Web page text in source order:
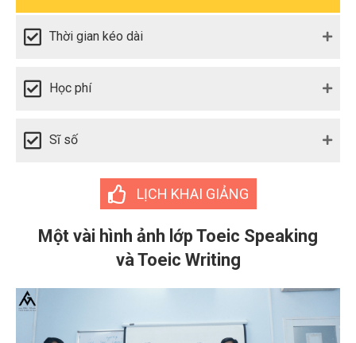
Thời gian kéo dài
Học phí
Sĩ số
LỊCH KHAI GIẢNG
Một vài hình ảnh lớp Toeic Speaking
và Toeic Writing